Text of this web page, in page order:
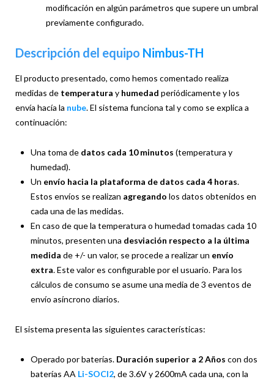
modificación en algún parámetros que supere un umbral
previamente configurado.
Descripción del equipo Nimbus-TH
El producto presentado, como hemos comentado realiza
medidas de temperatura y humedad periódicamente y los
envía hacía la nube. El sistema funciona tal y como se explica a
continuación:
Una toma de datos cada 10 minutos (temperatura y
humedad).
Un envío hacia la plataforma de datos cada 4 horas.
Estos envíos se realizan agregando los datos obtenidos en
cada una de las medidas.
En caso de que la temperatura o humedad tomadas cada 10
minutos, presenten una desviación respecto a la última
medida de +/- un valor, se procede a realizar un envío
extra. Este valor es configurable por el usuario. Para los
cálculos de consumo se asume una media de 3 eventos de
envío asíncrono diarios.
El sistema presenta las siguientes características:
Operado por baterías. Duración superior a 2 Años con dos
baterías AA Li-SOCl2, de 3.6V y 2600mA cada una, con la